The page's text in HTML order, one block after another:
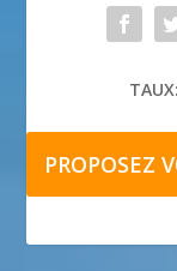
TAUX:
PROPOSEZ